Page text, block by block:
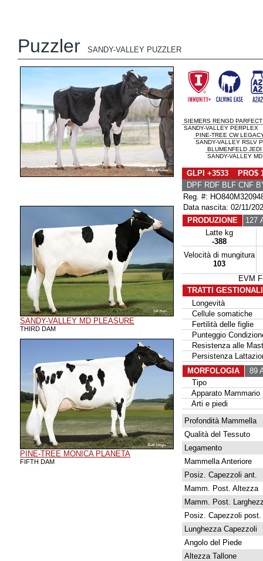
Puzzler SANDY-VALLEY PUZZLER
SANDY-VALLEY MD PLEASURE
THIRD DAM
PINE-TREE MONICA PLANETA
FIFTH DAM
SIEMERS RENGD PARFECT
SANDY-VALLEY PERPLEX
PINE-TREE CW
SANDY-VALLEY RSLV
BLUMENFELD
SANDY-VALLEY
GLPI +3533 PRO$
DPF RDF BLF CNF
Reg. #:
Data nascita: 02/11/
PRODUZIONE
127
Latte kg
-388
Velocità di mungitura
103
EVM
TRATTI
Longevità
Cellule somatiche
Fertilità delle figlie
Punteggio
Resistenza alle
Persistenza
MORFOLOGIA
89
Tipo
Apparato Mammario
Arti e piedi
Profondità Mammella
Qualità del Tessuto
Legamento
Mammella Anteriore
Posiz. Capezzoli ant.
Mamm. Post. Altezza
Mamm. Post.
Posiz. Capezzoli post.
Lunghezza Capezzoli
Angolo del Piede
Altezza Tallone